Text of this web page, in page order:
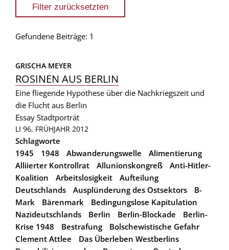
Gefundene Beiträge: 1
GRISCHA MEYER
ROSINEN AUS BERLIN
Eine fliegende Hypothese über die Nachkriegszeit und
die Flucht aus Berlin
Essay Stadtporträt
LI 96, FRÜHJAHR 2012
Schlagworte
1945
1948 Abwanderungswelle
Alimentierung
Alliierter Kontrollrat
Allunionskongreß
Anti-Hitler-
Koalition
Arbeitslosigkeit
Aufteilung
Deutschlands
Ausplünderung des Ostsektors
B-
Mark
Bärenmark
Bedingungslose Kapitulation
Nazideutschlands
Berlin Berlin-Blockade
Berlin-
Krise 1948
Bestrafung
Bolschewistische Gefahr
Clement Attlee
Das Überleben Westberlins